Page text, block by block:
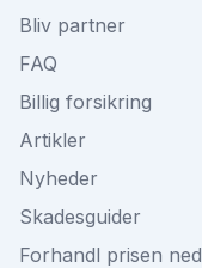
Bliv partner
FAQ
Billig forsikring
Artikler
Nyheder
Skadesguider
Forhandl prisen ned